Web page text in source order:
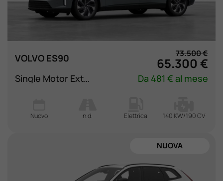
VOLVO ES90 73.500 €
65.300 €
Single Motor Extended Range Core Da 481 € al mese
Nuovo n.d. Elettrica 140 KW/190 CV
NUOVA